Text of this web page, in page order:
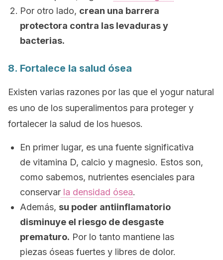
Por otro lado, crean una barrera
protectora contra las levaduras y
bacterias.
8. Fortalece la salud ósea
Existen varias razones por las que el yogur natural
es uno de los superalimentos para proteger y
fortalecer la salud de los huesos.
En primer lugar, es una fuente significativa
de vitamina D, calcio y magnesio. Estos son,
como sabemos, nutrientes esenciales para
conservar la densidad ósea.
Además, su poder antiinflamatorio
disminuye el riesgo de desgaste
prematuro. Por lo tanto mantiene las
piezas óseas fuertes y libres de dolor.